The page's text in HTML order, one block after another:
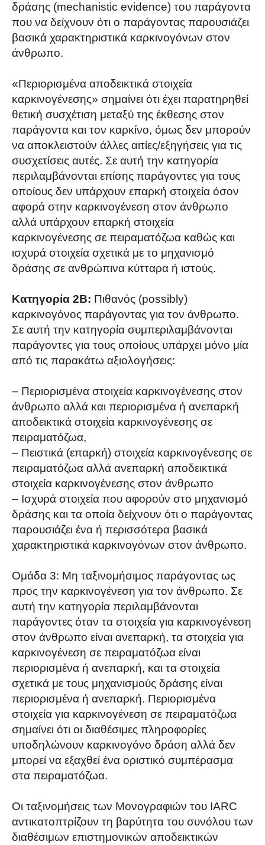
δράσης (mechanistic evidence) του παράγοντα
που να δείχνουν ότι ο παράγοντας παρουσιάζει
βασικά χαρακτηριστικά καρκινογόνων στον
άνθρωπο.
«Περιορισμένα αποδεικτικά στοιχεία
καρκινογένεσης» σημαίνει ότι έχει παρατηρηθεί
θετική συσχέτιση μεταξύ της έκθεσης στον
παράγοντα και τον καρκίνο, όμως δεν μπορούν
να αποκλειστούν άλλες αιτίες/εξηγήσεις για τις
συσχετίσεις αυτές. Σε αυτή την κατηγορία
περιλαμβάνονται επίσης παράγοντες για τους
οποίους δεν υπάρχουν επαρκή στοιχεία όσον
αφορά στην καρκινογένεση στον άνθρωπο
αλλά υπάρχουν επαρκή στοιχεία
καρκινογένεσης σε πειραματόζωα καθώς και
ισχυρά στοιχεία σχετικά με το μηχανισμό
δράσης σε ανθρώπινα κύτταρα ή ιστούς.
Κατηγορία 2Β: Πιθανός (possibly)
καρκινογόνος παράγοντας για τον άνθρωπο.
Σε αυτή την κατηγορία συμπεριλαμβάνονται
παράγοντες για τους οποίους υπάρχει μόνο μία
από τις παρακάτω αξιολογήσεις:
– Περιορισμένα στοιχεία καρκινογένεσης στον
άνθρωπο αλλά και περιορισμένα ή ανεπαρκή
αποδεικτικά στοιχεία καρκινογένεσης σε
πειραματόζωα,
– Πειστικά (επαρκή) στοιχεία καρκινογένεσης σε
πειραματόζωα αλλά ανεπαρκή αποδεικτικά
στοιχεία καρκινογένεσης στον άνθρωπο
– Ισχυρά στοιχεία που αφορούν στο μηχανισμό
δράσης και τα οποία δείχνουν ότι ο παράγοντας
παρουσιάζει ένα ή περισσότερα βασικά
χαρακτηριστικά καρκινογόνων στον άνθρωπο.
Ομάδα 3: Μη ταξινομήσιμος παράγοντας ως
προς την καρκινογένεση για τον άνθρωπο. Σε
αυτή την κατηγορία περιλαμβάνονται
παράγοντες όταν τα στοιχεία για καρκινογένεση
στον άνθρωπο είναι ανεπαρκή, τα στοιχεία για
καρκινογένεση σε πειραματόζωα είναι
περιορισμένα ή ανεπαρκή, και τα στοιχεία
σχετικά με τους μηχανισμούς δράσης είναι
περιορισμένα ή ανεπαρκή. Περιορισμένα
στοιχεία για καρκινογένεση σε πειραματόζωα
σημαίνει ότι οι διαθέσιμες πληροφορίες
υποδηλώνουν καρκινογόνο δράση αλλά δεν
μπορεί να εξαχθεί ένα οριστικό συμπέρασμα
στα πειραματόζωα.
Οι ταξινομήσεις των Μονογραφιών του IARC
αντικατοπτρίζουν τη βαρύτητα του συνόλου των
διαθέσιμων επιστημονικών αποδεικτικών